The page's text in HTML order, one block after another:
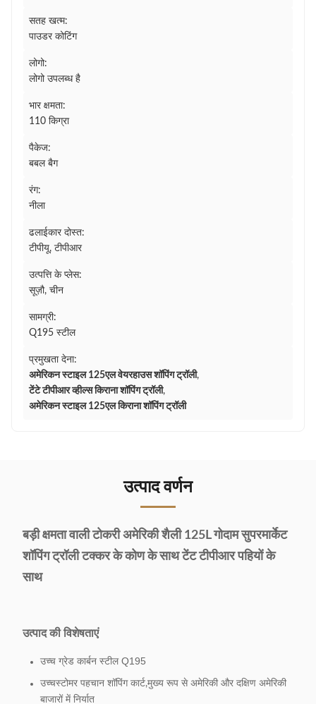
सतह खत्म:
पाउडर कोटिंग
लोगो:
लोगो उपलब्ध है
भार क्षमता:
110 किग्रा
पैकेज:
बबल बैग
रंग:
नीला
ढलाईकार दोस्त:
टीपीयू, टीपीआर
उत्पत्ति के प्लेस:
सूज़ौ, चीन
सामग्री:
Q195 स्टील
प्रमुखता देना:
अमेरिकन स्टाइल 125एल वेयरहाउस शॉपिंग ट्रॉली,
टेंटे टीपीआर व्हील्स किराना शॉपिंग ट्रॉली,
अमेरिकन स्टाइल 125एल किराना शॉपिंग ट्रॉली
उत्पाद वर्णन
बड़ी क्षमता वाली टोकरी अमेरिकी शैली 125L गोदाम सुपरमार्केट
शॉपिंग ट्रॉली टक्कर के कोण के साथ टेंट टीपीआर पहियों के
साथ
उत्पाद की विशेषताएं
उच्च ग्रेड कार्बन स्टील Q195
उच्चस्टोमर पहचान शॉपिंग कार्ट,मुख्य रूप से अमेरिकी और दक्षिण अमेरिकी
बाजारों में निर्यात